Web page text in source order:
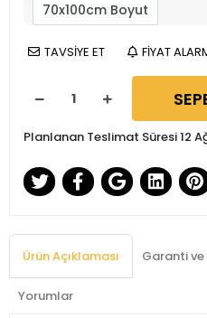
70x100cm Boyut
TAVSİYE ET FİYAT
Planlanan Teslimat Süresi 12
Ürün Açıklaması Garanti
Yorumlar